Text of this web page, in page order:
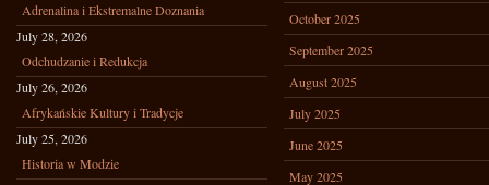
Adrenalina i Ekstremalne Doznania
July 28, 2026
Odchudzanie i Redukcja
July 26, 2026
Afrykańskie Kultury i Tradycje
July 25, 2026
Historia w Modzie
October 2025
September 2025
August 2025
July 2025
June 2025
May 2025